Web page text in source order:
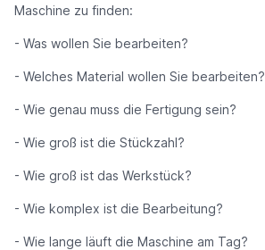
Maschine zu finden:
- Was wollen Sie bearbeiten?
- Welches Material wollen Sie bearbeiten?
- Wie genau muss die Fertigung sein?
- Wie groß ist die Stückzahl?
- Wie groß ist das Werkstück?
- Wie komplex ist die Bearbeitung?
- Wie lange läuft die Maschine am Tag?